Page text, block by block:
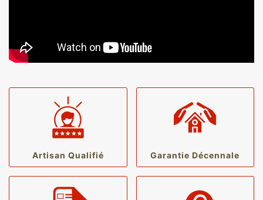
Artisan Qualifié Garantie Décennale